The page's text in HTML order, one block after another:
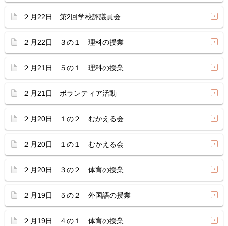
２月22日 第2回学校評議員会
２月22日 ３の１ 理科の授業
２月21日 ５の１ 理科の授業
２月21日 ボランティア活動
２月20日 １の２ むかえる会
２月20日 １の１ むかえる会
２月20日 ３の２ 体育の授業
２月19日 ５の２ 外国語の授業
２月19日 ４の１ 体育の授業